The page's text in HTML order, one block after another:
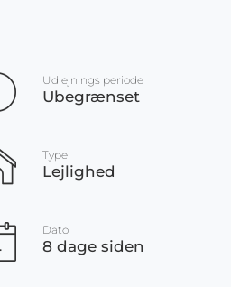
Udlejnings periode
Ubegrænset
Type
Lejlighed
Dato
8 dage siden